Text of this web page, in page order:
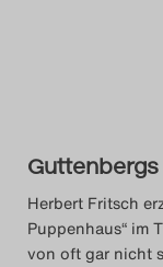
Guttenbergs
Herbert Fritsch
Puppenhaus“ im
von oft gar nicht